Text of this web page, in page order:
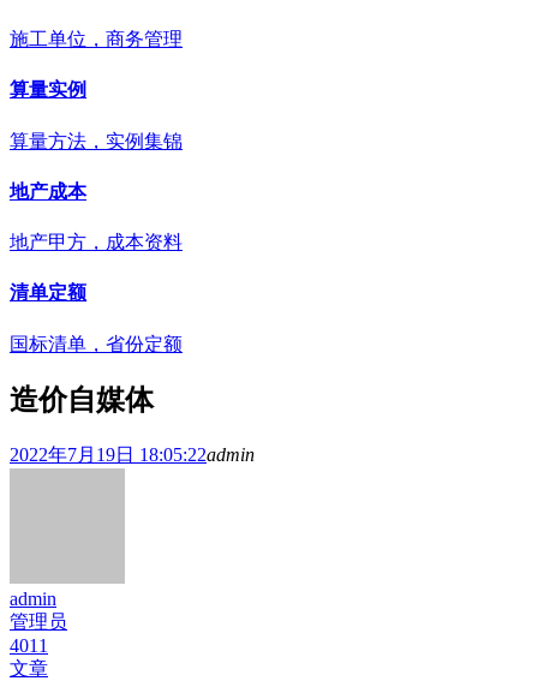
施工单位，商务管理
算量实例
算量方法，实例集锦
地产成本
地产甲方，成本资料
清单定额
国标清单，省份定额
造价自媒体
2022年7月19日 18:05:22admin
admin
管理员
4011
文章